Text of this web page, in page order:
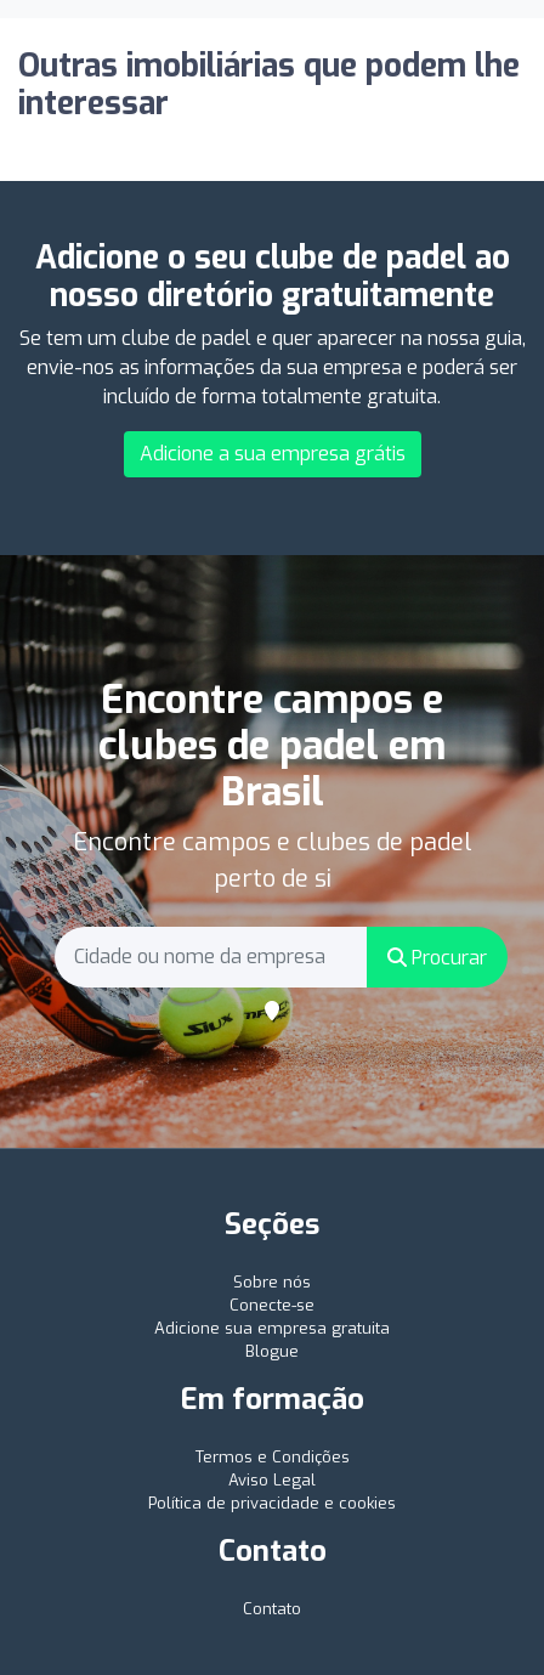
Outras imobiliárias que podem lhe
interessar
Adicione o seu clube de padel ao
nosso diretório gratuitamente
Se tem um clube de padel e quer aparecer na nossa guia,
envie-nos as informações da sua empresa e poderá ser
incluído de forma totalmente gratuita.
Adicione a sua empresa grátis
Encontre campos e
clubes de padel em
Brasil
Encontre campos e clubes de padel
perto de si
Procurar
Seções
Sobre nós
Conecte-se
Adicione sua empresa gratuita
Blogue
Em formação
Termos e Condições
Aviso Legal
Política de privacidade e cookies
Contato
Contato